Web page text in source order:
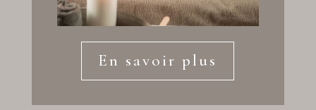
En savoir plus